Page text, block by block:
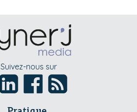
Suivez-nous sur